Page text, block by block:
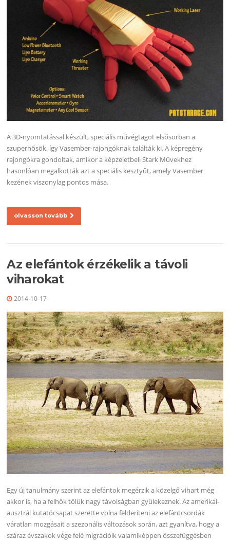
A 3D-nyomtatással készült, speciális művégtagot elsősorban a
szuperhősök, így Vasember-rajongóknak találták ki. A képregény
rajongókra gondoltak, amikor a képzeletbeli Stark Művekhez
hasonlóan megalkották azt a speciális kesztyűt, amely Vasember
kezének viszonylag pontos mása.
olvasson tovább
Az elefántok érzékelik a távoli
viharokat
2014-10-17
Egy új tanulmány szerint az elefántok megérzik a közelgő vihart még
akkor is, ha a felhők tőlük nagy távolságban gyülekeznek. Az amerikai-
ausztrál kutatócsapat szerette volna felderíteni az elefántcsordák
váratlan mozgásait a szezonális változások során, azt gyanítva, hogy a
száraz évszakok vége felé migrációik valamiképpen összefüggésben